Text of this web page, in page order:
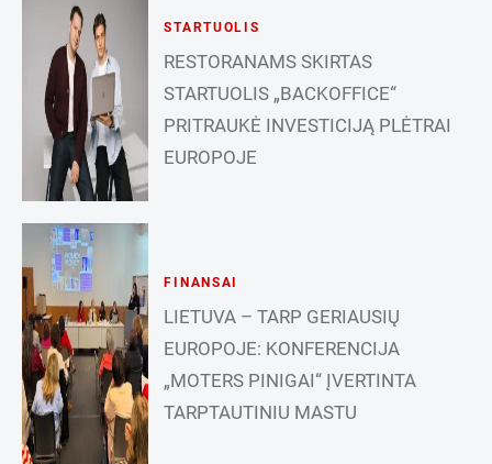
STARTUOLIS
RESTORANAMS SKIRTAS
STARTUOLIS „BACKOFFICE“
PRITRAUKĖ INVESTICIJĄ PLĖTRAI
EUROPOJE
FINANSAI
LIETUVA – TARP GERIAUSIŲ
EUROPOJE: KONFERENCIJA
„MOTERS PINIGAI“ ĮVERTINTA
TARPTAUTINIU MASTU